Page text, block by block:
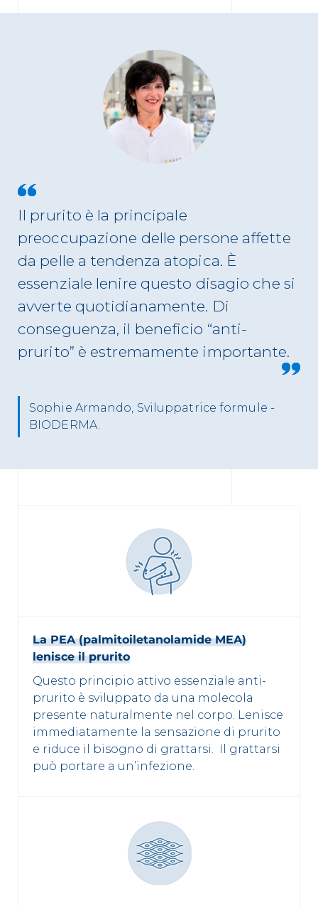
Il prurito è la principale
preoccupazione delle persone affette
da pelle a tendenza atopica. È
essenziale lenire questo disagio che si
avverte quotidianamente. Di
conseguenza, il beneficio “anti-
prurito” è estremamente importante.
Sophie Armando, Sviluppatrice formule -
BIODERMA.
La PEA (palmitoiletanolamide MEA)
lenisce il prurito
Questo principio attivo essenziale anti-
prurito è sviluppato da una molecola
presente naturalmente nel corpo. Lenisce
immediatamente la sensazione di prurito
e riduce il bisogno di grattarsi. Il grattarsi
può portare a un’infezione.